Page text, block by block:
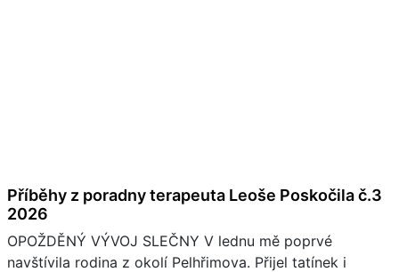
Příběhy z poradny terapeuta Leoše Poskočila č.3
2026
OPOŽDĚNÝ VÝVOJ SLEČNY V lednu mě poprvé
navštívila rodina z okolí Pelhřimova. Přijel tatínek i